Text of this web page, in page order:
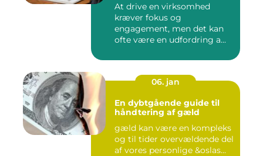
At drive en virksomhed
kræver fokus og
engagement, men det kan
ofte være en udfordring a...
06. jan
En dybtgående guide til
håndtering af gæld
gæld kan være en kompleks
og til tider overvældende del
af vores personlige &oslas...